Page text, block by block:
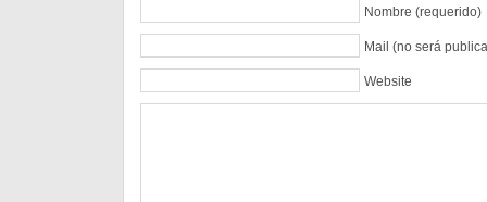
Nombre (requerido)
Mail (no será
Website